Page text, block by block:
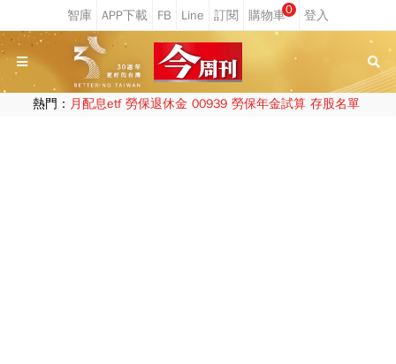
0
熱門： 月配息etf 勞保退休金 00939 勞保年金試算 存股名單